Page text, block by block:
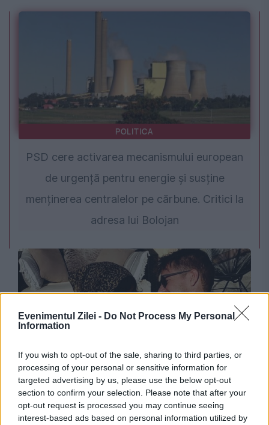
Evenimentul Zilei - Do Not Process My Personal
Information
If you wish to opt-out of the sale, sharing to third parties, or
processing of your personal or sensitive information for
targeted advertising by us, please use the below opt-out
section to confirm your selection. Please note that after your
opt-out request is processed you may continue seeing
interest-based ads based on personal information utilized by
POLITICA
PSD cere activarea mecanismului european
de urgență pentru energie și susține
menținerea centralelor pe cărbune. Critici la
adresa lui Bolojan
MONDEN
Mihaela Rădulescu, umilită din nou de familia
lui Felix Baumgartner. Românca, ștearsă din